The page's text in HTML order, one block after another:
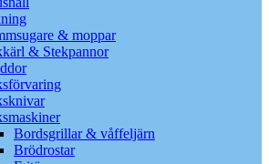
& moppar
& Stekpannor
Bordsgrillar & våffeljärn
Brödrostar